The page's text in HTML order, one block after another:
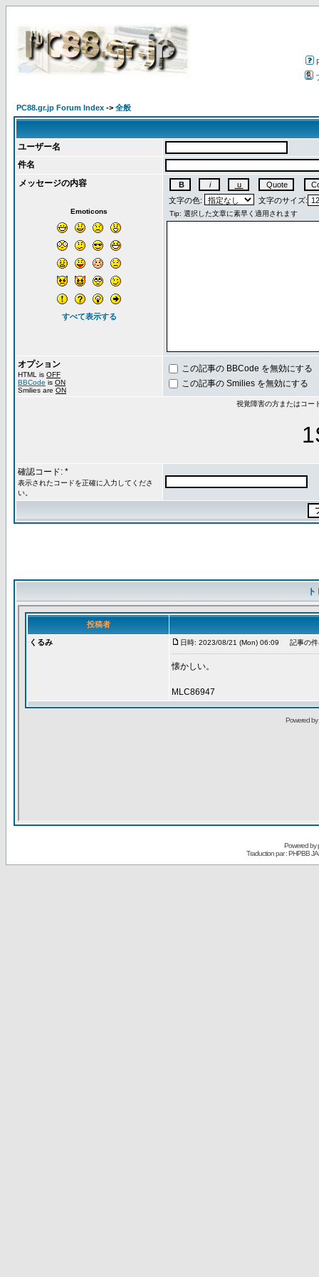
PC88.gr.jp Forum Index -> 全般
ユーザー名
件名
メッセージの内容
Emoticons
すべて表示する
文字の色: 文字のサイズ:
オプション
HTML is OFF
BBCode is ON
Smilies are ON
この記事の BBCode を無効にする
この記事の Smilies を無効にする
視覚障害の方またはコー
確認コード: *
表示されたコードを正確に入力してくださ
い。
Powered by
Traduction par : PHPBB